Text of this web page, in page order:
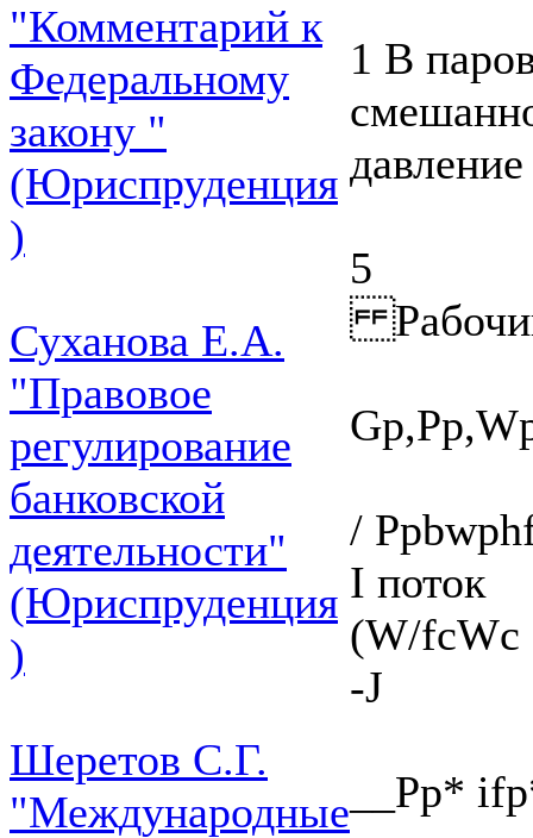
"Комментарий к
Федеральному
закону "
(Юриспруденция
)
Суханова Е.А.
"Правовое
регулирование
банковской
деятельности"
(Юриспруденция
)
Шеретов С.Г.
"Международные
1 В
5
/
I поток
(W/fcWc
-J
__Pp*